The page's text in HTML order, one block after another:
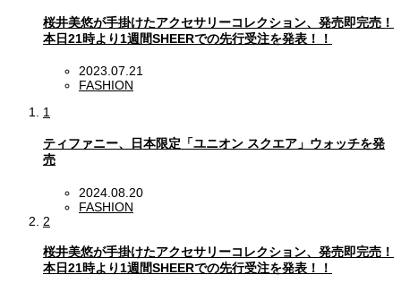
桜井美悠が手掛けたアクセサリーコレクション、発売即完売！
本日21時より1週間SHEERでの先行受注を発表！！
2023.07.21
FASHION
1
ティファニー、日本限定「ユニオン スクエア」ウォッチを発
売
2024.08.20
FASHION
2
桜井美悠が手掛けたアクセサリーコレクション、発売即完売！
本日21時より1週間SHEERでの先行受注を発表！！